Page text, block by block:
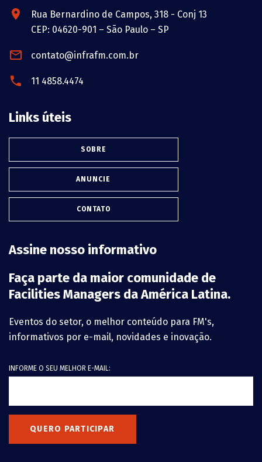
Rua Bernardino de Campos, 318 - Conj 13
CEP: 04620-901 – São Paulo – SP
contato@infrafm.com.br
11 4858.4474
Links úteis
SOBRE
ANUNCIE
CONTATO
Assine nosso informativo
Faça parte da maior comunidade de
Facilities Managers da América Latina.
Eventos do setor, o melhor conteúdo para FM's,
informativos por e-mail, novidades e inovação.
INFORME O SEU MELHOR E-MAIL:
QUERO PARTICIPAR